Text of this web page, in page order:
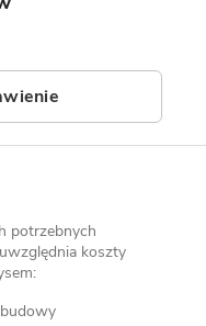
potrzebnych
koszty